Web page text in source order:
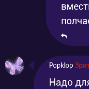
Popklop
Надо